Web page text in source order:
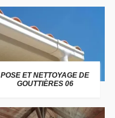
POSE ET NETTOYAGE DE
GOUTTIÈRES 06